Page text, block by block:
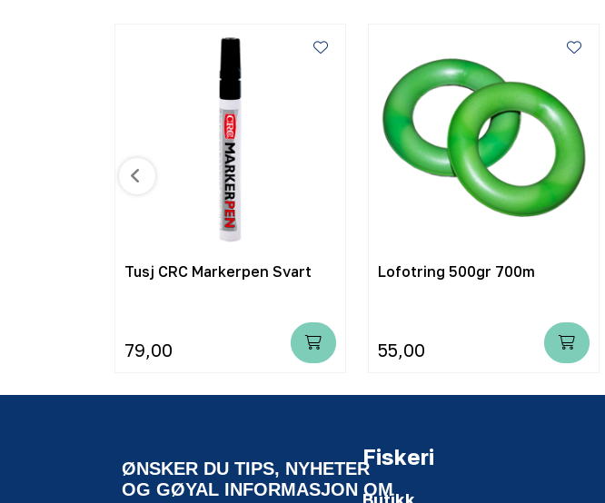
Tusj CRC Markerpen Svart
79,00
Lofotring 500gr 700m
55,00
ØNSKER DU TIPS, NYHETER
OG GØYAL INFORMASJON OM
Fiskeri